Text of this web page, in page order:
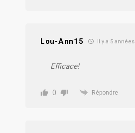
Lou-Ann15 il y a 5 années
Efficace!
0 Répondre